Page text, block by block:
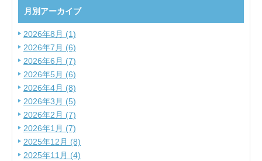
月別アーカイブ
2026年8月 (1)
2026年7月 (6)
2026年6月 (7)
2026年5月 (6)
2026年4月 (8)
2026年3月 (5)
2026年2月 (7)
2026年1月 (7)
2025年12月 (8)
2025年11月 (4)